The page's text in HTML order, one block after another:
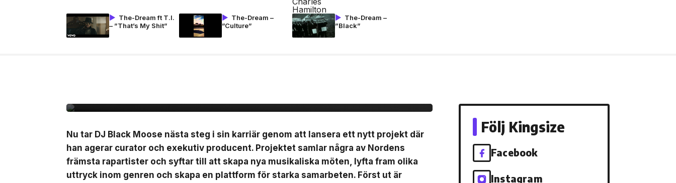
The-Dream ft T.I.
– ”That’s My Shit”
The-Dream –
”Culture”
The-Dream –
”Black”
Nu tar DJ Black Moose nästa steg i sin karriär genom att lansera ett nytt projekt där
han agerar curator och exekutiv producent. Projektet samlar några av Nordens
främsta rapartister och syftar till att skapa nya musikaliska möten, lyfta fram olika
uttryck inom genren och skapa en plattform för starka samarbeten. Först ut är
Följ Kingsize
Facebook
Instagram